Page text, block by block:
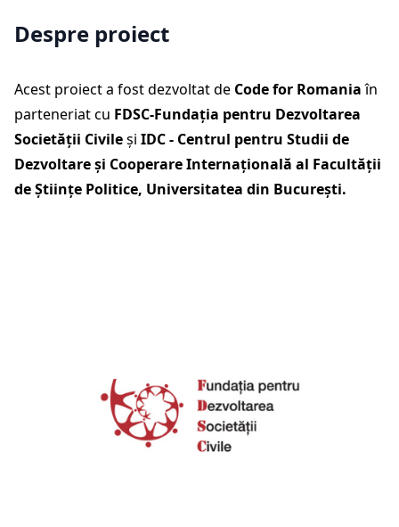
Despre proiect
Acest proiect a fost dezvoltat de Code for Romaniaîn
parteneriat cu FDSC-Fundația pentru Dezvoltarea
Societății Civileși IDC - Centrul pentru Studii de
Dezvoltare și Cooperare Internațională al Facultății
de Științe Politice, Universitatea din București.